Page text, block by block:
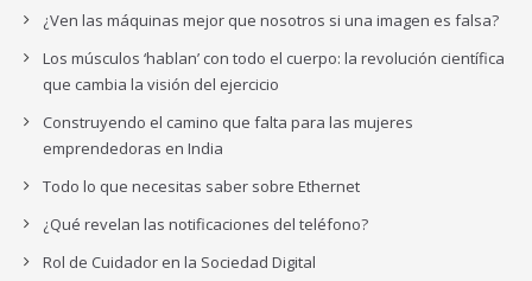
¿Ven las máquinas mejor que nosotros si una imagen es falsa?
Los músculos ‘hablan’ con todo el cuerpo: la revolución científica
que cambia la visión del ejercicio
Construyendo el camino que falta para las mujeres
emprendedoras en India
Todo lo que necesitas saber sobre Ethernet
¿Qué revelan las notificaciones del teléfono?
Rol de Cuidador en la Sociedad Digital